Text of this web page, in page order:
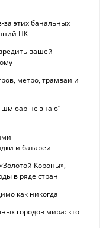
за этих банальных
ПК
вашей
метро, трамваи и
шмюар не знаю“ -
и батареи
Короны»,
в ряде стран
как никогда
городов мира: кто